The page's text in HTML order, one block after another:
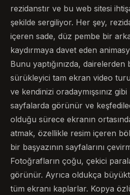
rezidanstır ve bu web sitesi
şekilde sergiliyor. Her şey,
içeren sade, düz pembe bir
kaydırmaya davet eden
Bunu yaptığınızda,
sürükleyici tam ekran video
ve kendinizi oradaymışsınız
sayfalarda görünür ve
olduğu sürece ekranın
atmak, özellikle resim içeren
bir başyazının sayfalarını
Fotoğrafların çoğu, çekici
görünür. Ayrıca oldukça
tüm ekranı kaplarlar. Kopya